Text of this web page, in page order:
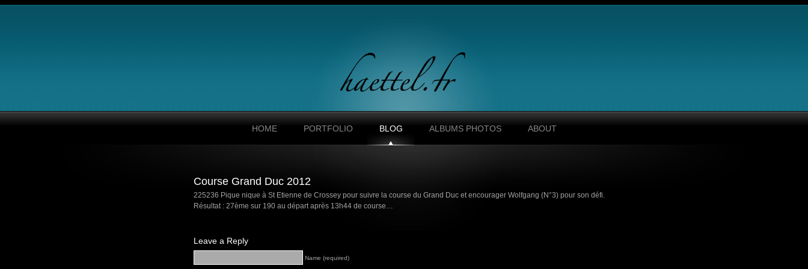
HOME PORTFOLIO BLOG ALBUMS PHOTOS ABOUT
Course Grand Duc 2012
225236 Pique nique à St Etienne de Crossey pour suivre la course du Grand Duc et encourager Wolfgang (N°3) pour son défi.
Résultat : 27ème sur 190 au départ après 13h44 de course…
Leave a Reply
Name (required)